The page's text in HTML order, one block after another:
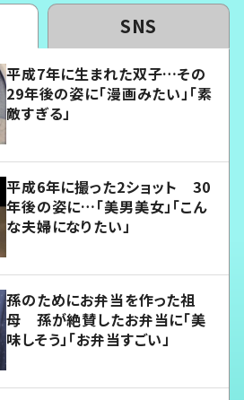
SNS
平成7年に生まれた双子…その
29年後の姿に「漫画みたい」「素
敵すぎる」
平成6年に撮った2ショット 30
年後の姿に…「美男美女」「こん
な夫婦になりたい」
孫のためにお弁当を作った祖
母 孫が絶賛したお弁当に「美
味しそう」「お弁当すごい」